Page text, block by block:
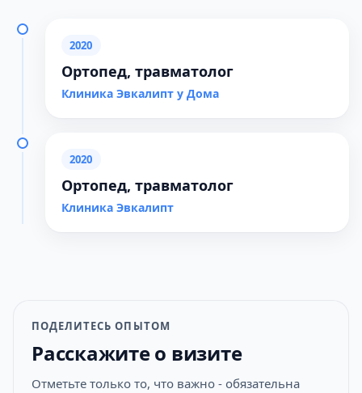
2020
Ортопед, травматолог
Клиника Эвкалипт у Дома
2020
Ортопед, травматолог
Клиника Эвкалипт
ПОДЕЛИТЕСЬ ОПЫТОМ
Расскажите о визите
Отметьте только то, что важно - обязательна